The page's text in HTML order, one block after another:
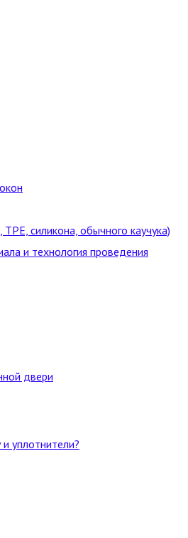
силикона, обычного каучука)
и технология проведения
двери
уплотнители?